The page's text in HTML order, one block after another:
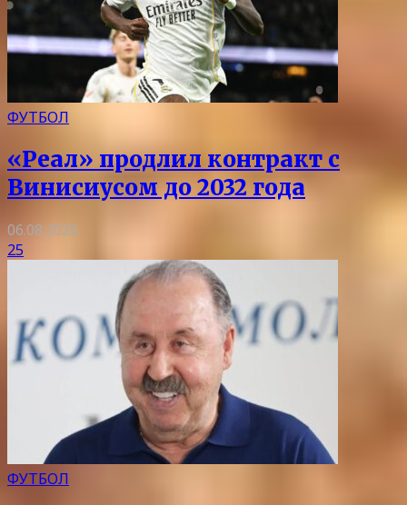
ФУТБОЛ
«Реал» продлил контракт с
Винисиусом до 2032 года
06.08.2026
25
ФУТБОЛ